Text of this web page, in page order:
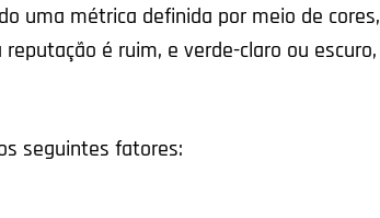
uma métrica definida por meio de cores,
é ruim, e verde-claro ou escuro,
seguintes fatores: